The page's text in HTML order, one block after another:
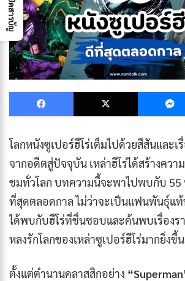
Facebook X
โลกหนังซูเปอร์ฮีโร่เต็มไปด้วยสีสันและเ
จากอดีตสู่ปัจจุบัน เหล่าฮีโร่ได้สร้างคว
ชมทั่วโลก บทความนี้จะพาไปพบกับ 55
ที่สุดตลอดกาล ไม่ว่าจะเป็นแฟนพันธุ์แท้
ได้พบกับฮีโร่ที่ชื่นชอบและค้นพบเรื่องร
หลงรักโลกของเหล่าซูเปอร์ฮีโร่มากยิ่งขึ้น
ตั้งแต่ตำนานคลาสสิกอย่าง
เปิดสารบัญ